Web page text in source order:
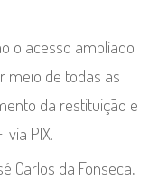
o acesso ampliado
meio de todas as
da restituição e
via PIX.
Carlos da Fonseca,